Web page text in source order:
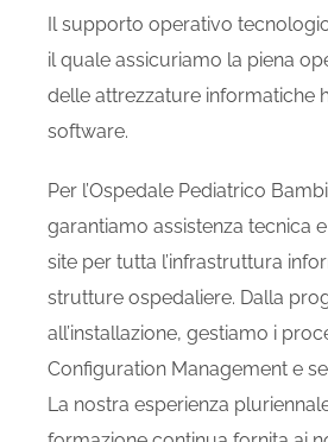
Il supporto operativo
il quale assicuriamo la piena
delle attrezzature informatiche
software.
Per l’Ospedale Pediatrico
garantiamo assistenza tecnica
site per tutta l’infrastruttura
strutture ospedaliere. Dalla
all’installazione, gestiamo i
Configuration Management e
La nostra esperienza